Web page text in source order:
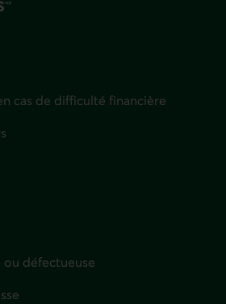
cas de difficulté financière
défectueuse